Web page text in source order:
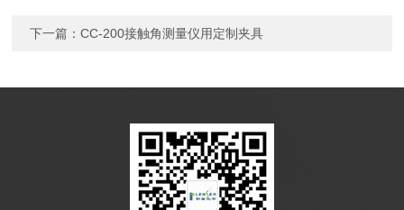
下一篇：CC-200接触角测量仪用定制夹具